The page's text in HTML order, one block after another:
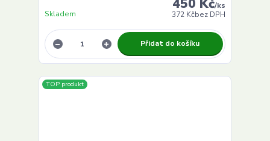
450 Kč/ks
372 Kčbez DPH
Skladem
Přidat do košíku
TOP produkt